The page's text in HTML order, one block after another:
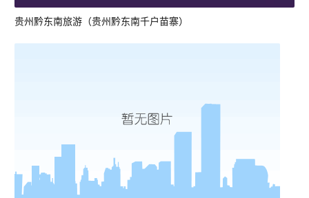
贵州黔东南旅游（贵州黔东南千户苗寨）